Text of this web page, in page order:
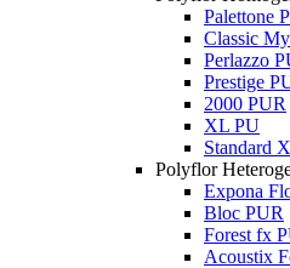
Palettone
Classic
Perlazzo
Prestige
2000 PUR
XL PU
Standard
Polyflor
Expona
Bloc PUR
Forest fx
Acoustix